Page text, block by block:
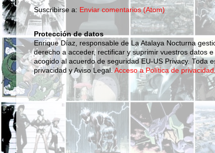
Suscribirse a: Enviar comentarios (Atom)
Protección de datos
Enrique Díaz, responsable de La Atalaya Nocturna
derecho a acceder, rectificar y suprimir vuestros datos
acogido al acuerdo de seguridad EU-US Privacy. Toda
privacidad y Aviso Legal.Acceso a Política de